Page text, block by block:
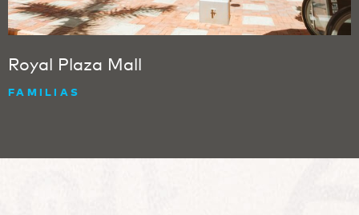
Royal Plaza Mall
FAMILIAS